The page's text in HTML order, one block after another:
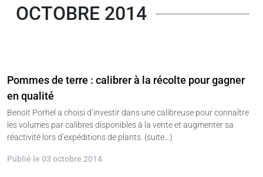
OCTOBRE 2014
Pommes de terre : calibrer à la récolte pour gagner
en qualité
Benoit Porhel a choisi d’investir dans une calibreuse pour connaître
les volumes par calibres disponibles à la vente et augmenter sa
réactivité lors d’expéditions de plants. (suite…)
Publié le 03 octobre 2014